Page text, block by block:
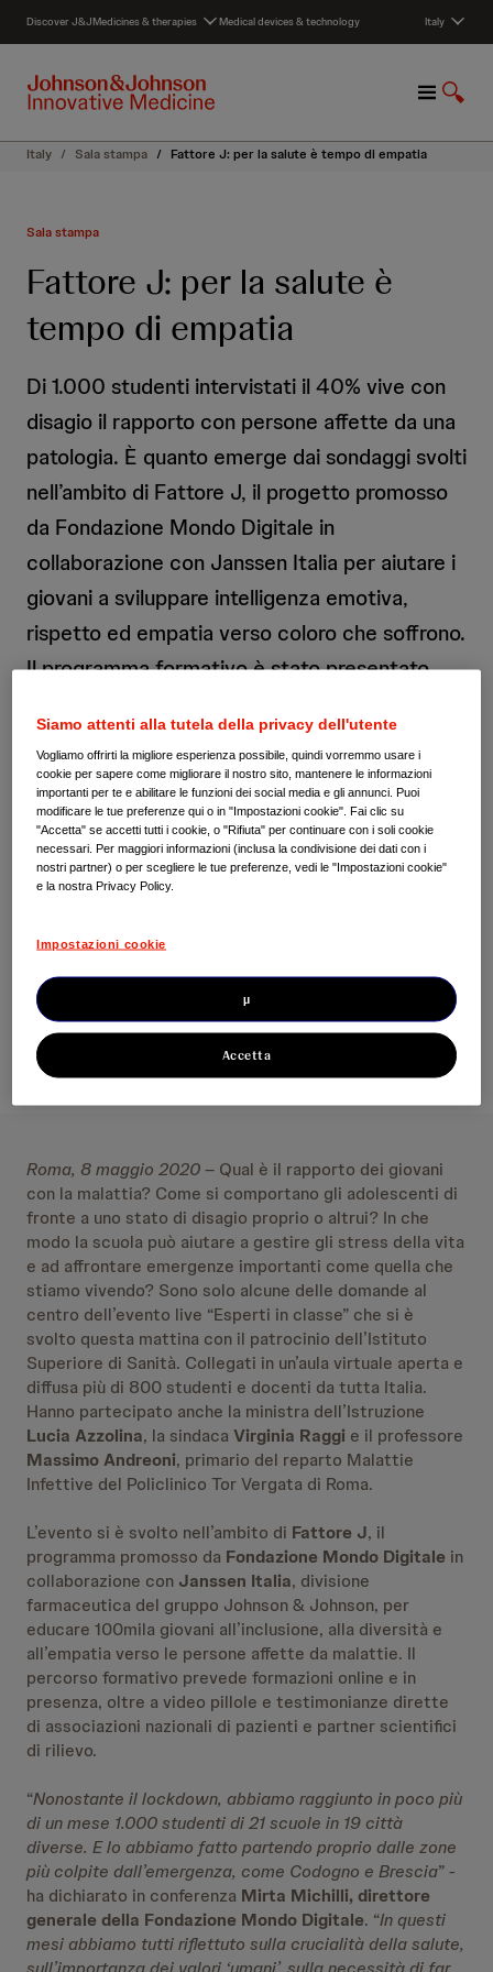
c
Discover J&JMedicines & therapies Medical devices & technology Italy
M
n
S
o
Italy / Sala stampa / Fattore J: per la salute è tempo di empatia
Sala stampa
Fattore J: per la salute è
tempo di empatia
Di 1.000 studenti intervistati il 40% vive con
disagio il rapporto con persone affette da una
patologia. È quanto emerge dai sondaggi svolti
nell’ambito di Fattore J, il progetto promosso
da Fondazione Mondo Digitale in
collaborazione con Janssen Italia per aiutare i
giovani a sviluppare intelligenza emotiva,
rispetto ed empatia verso coloro che soffrono.
Il programma formativo è stato presentato
“Esperti in classe”, patrocinato dall’Istituto
superiore di Sanità. Tra gli ospiti anche la
ministra Azzolina e il virologo Massimo
Andreoni. Con uno spot di 100 secondi parte
anche la campagna di sensibilizzazione che
giovani in Italia.
Roma, 8 maggio 2020– Qual è il rapporto dei giovani
con la malattia? Come si comportano gli adolescenti di
fronte a uno stato di disagio proprio o altrui? In che
modo la scuola può aiutare a gestire gli stress della vita
e ad affrontare emergenze importanti come quella che
stiamo vivendo? Sono solo alcune delle domande al
centro dell’evento live “Esperti in classe” che si è
svolto questa mattina con il patrocinio dell’Istituto
Superiore di Sanità. Collegati in un’aula virtuale aperta e
diffusa più di 800 studenti e docenti da tutta Italia.
Hanno partecipato anche la ministra dell’Istruzione
Lucia Azzolina, la sindaca Virginia Raggi e il professore
Massimo Andreoni, primario del reparto Malattie
Infettive del Policlinico Tor Vergata di Roma.
L’evento si è svolto nell’ambito di Fattore J, il
programma promosso da Fondazione Mondo Digitale in
collaborazione con Janssen Italia, divisione
farmaceutica del gruppo Johnson & Johnson, per
educare 100mila giovani all’inclusione, alla diversità e
all’empatia verso le persone affette da malattie. Il
percorso formativo prevede formazioni online e in
presenza, oltre a video pillole e testimonianze dirette
di associazioni nazionali di pazienti e partner scientifici
di rilievo.
“Nonostante il lockdown, abbiamo raggiunto in poco più
di un mese 1.000 studenti di 21 scuole in 19 città
diverse. E lo abbiamo fatto partendo proprio dalle zone
più colpite dall’emergenza, come Codogno e Brescia” -
ha dichiarato in conferenza Mirta Michilli, direttore
generale della Fondazione Mondo Digitale. “In questi
mesi abbiamo tutti riflettuto sulla crucialità della salute,
Siamo attenti alla tutela della privacy dell'utente
Vogliamo offrirti la migliore esperienza possibile, quindi vorremmo usare i
cookie per sapere come migliorare il nostro sito, mantenere le informazioni
importanti per te e abilitare le funzioni dei social media e gli annunci. Puoi
modificare le tue preferenze qui o in "Impostazioni cookie". Fai clic su
"Accetta" se accetti tutti i cookie, o "Rifiuta" per continuare con i soli cookie
necessari. Per maggiori informazioni (inclusa la condivisione dei dati con i
nostri partner) o per scegliere le tue preferenze, vedi le "Impostazioni cookie"
e la nostra Privacy Policy.
Impostazioni cookie
µ
Accetta